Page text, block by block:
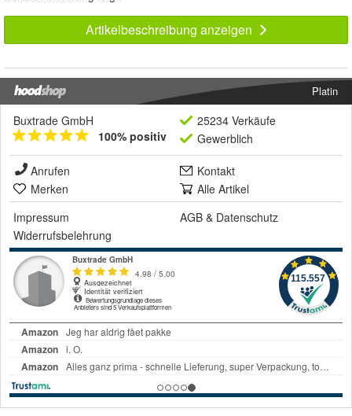
Artikelbeschreibung anzeigen
Platin
Buxtrade GmbH
100% positiv
25234 Verkäufe
Gewerblich
Anrufen
Kontakt
Merken
Alle Artikel
Impressum
AGB & Datenschutz
Widerrufsbelehrung